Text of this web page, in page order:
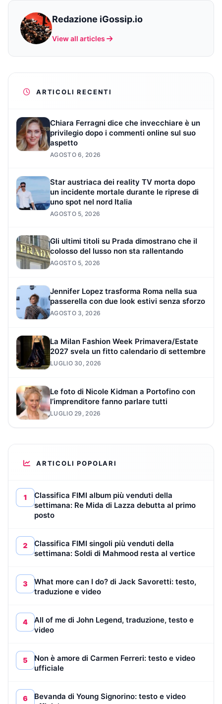
Redazione iGossip.io
View all articles
ARTICOLI RECENTI
Chiara Ferragni dice che invecchiare è un
privilegio dopo i commenti online sul suo
aspetto
AGOSTO 6, 2026
Star austriaca dei reality TV morta dopo
un incidente mortale durante le riprese di
uno spot nel nord Italia
AGOSTO 5, 2026
Gli ultimi titoli su Prada dimostrano che il
colosso del lusso non sta rallentando
AGOSTO 5, 2026
Jennifer Lopez trasforma Roma nella sua
passerella con due look estivi senza sforzo
AGOSTO 3, 2026
La Milan Fashion Week Primavera/Estate
2027 svela un fitto calendario di settembre
LUGLIO 30, 2026
Le foto di Nicole Kidman a Portofino con
l’imprenditore fanno parlare tutti
LUGLIO 29, 2026
ARTICOLI POPOLARI
1
Classifica FIMI album più venduti della
settimana: Re Mida di Lazza debutta al primo
posto
2
Classifica FIMI singoli più venduti della
settimana: Soldi di Mahmood resta al vertice
3
What more can I do? di Jack Savoretti: testo,
traduzione e video
4
All of me di John Legend, traduzione, testo e
video
5
Non è amore di Carmen Ferreri: testo e video
ufficiale
6
Bevanda di Young Signorino: testo e video